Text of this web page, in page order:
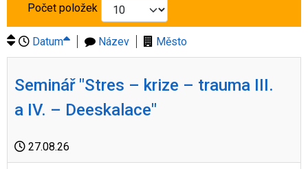
Počet položek
Datum Název Město
Seminář "Stres – krize – trauma III.
a IV. – Deeskalace"
27.08.26